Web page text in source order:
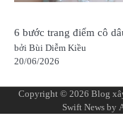
6 bước trang điểm cô
bởi Bùi Diễm Kiều
20/06/2026
Copyright © 2026 Blog
Swift News by